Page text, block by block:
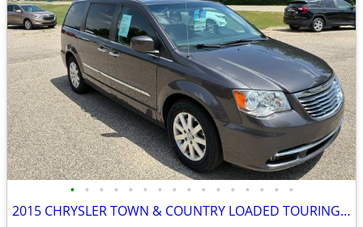
• • • • • • • • • • • • • • • •
2015 CHRYSLER TOWN & COUNTRY LOADED TOURING WTH LOW MILES